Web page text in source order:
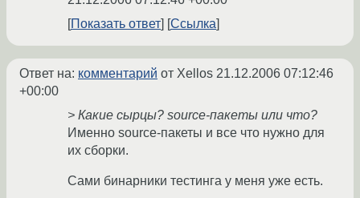
Показать ответ
Ссылка
Ответ на: комментарий от Xellos 21.12.2006 07:12:46
+00:00
> Какие сырцы? source-пакеты или что?
Именно source-пакеты и все что нужно для
их сборки.
Сами бинарники тестинга у меня уже есть.